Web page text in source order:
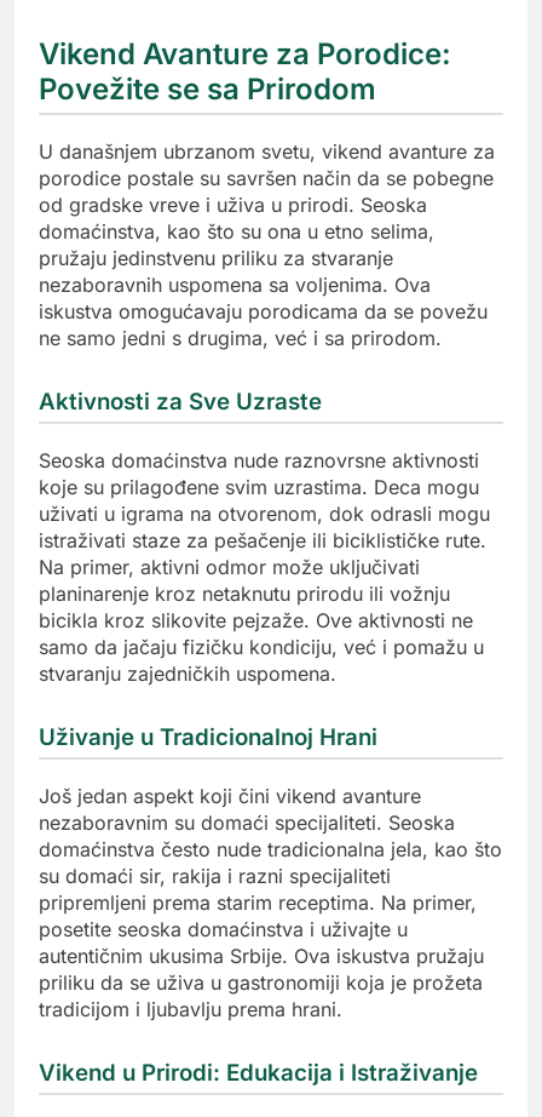
Vikend Avanture za Porodice:
Povežite se sa Prirodom
U današnjem ubrzanom svetu, vikend avanture za
porodice postale su savršen način da se pobegne
od gradske vreve i uživa u prirodi. Seoska
domaćinstva, kao što su ona u etno selima,
pružaju jedinstvenu priliku za stvaranje
nezaboravnih uspomena sa voljenima. Ova
iskustva omogućavaju porodicama da se povežu
ne samo jedni s drugima, već i sa prirodom.
Aktivnosti za Sve Uzraste
Seoska domaćinstva nude raznovrsne aktivnosti
koje su prilagođene svim uzrastima. Deca mogu
uživati u igrama na otvorenom, dok odrasli mogu
istraživati staze za pešačenje ili biciklističke rute.
Na primer, aktivni odmor može uključivati
planinarenje kroz netaknutu prirodu ili vožnju
bicikla kroz slikovite pejzaže. Ove aktivnosti ne
samo da jačaju fizičku kondiciju, već i pomažu u
stvaranju zajedničkih uspomena.
Uživanje u Tradicionalnoj Hrani
Još jedan aspekt koji čini vikend avanture
nezaboravnim su domaći specijaliteti. Seoska
domaćinstva često nude tradicionalna jela, kao što
su domaći sir, rakija i razni specijaliteti
pripremljeni prema starim receptima. Na primer,
posetite seoska domaćinstva i uživajte u
autentičnim ukusima Srbije. Ova iskustva pružaju
priliku da se uživa u gastronomiji koja je prožeta
tradicijom i ljubavlju prema hrani.
Vikend u Prirodi: Edukacija i Istraživanje